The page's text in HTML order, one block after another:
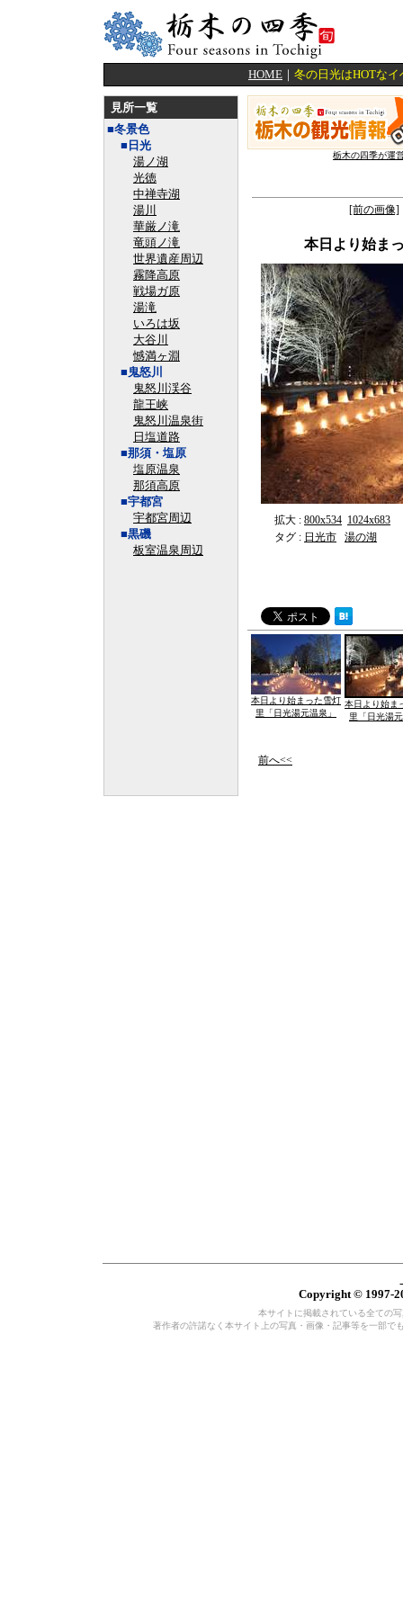
HOME ｜ 冬の日光はHOTな
見所一覧
■冬景色
■日光
湯ノ湖
光徳
中禅寺湖
湯川
華厳ノ滝
竜頭ノ滝
世界遺産周辺
霧降高原
戦場ガ原
湯滝
いろは坂
大谷川
憾満ヶ淵
■鬼怒川
鬼怒川渓谷
龍王峡
鬼怒川温泉街
日塩道路
■那須・塩原
塩原温泉
那須高原
■宇都宮
宇都宮周辺
■黒磯
板室温泉周辺
栃木の四季が運
[前の画像]
本日より始ま
拡大 : 800x534 1024x683
タグ : 日光市 湯の湖
本日より始まった雪灯
里「日光湯元温泉」
本日より始ま
里「日光湯
前へ<<
Copyright © 1997-
本サイトに掲載されている全ての
著作者の許諾なく本サイト上の写真・画像・記事等を一部で